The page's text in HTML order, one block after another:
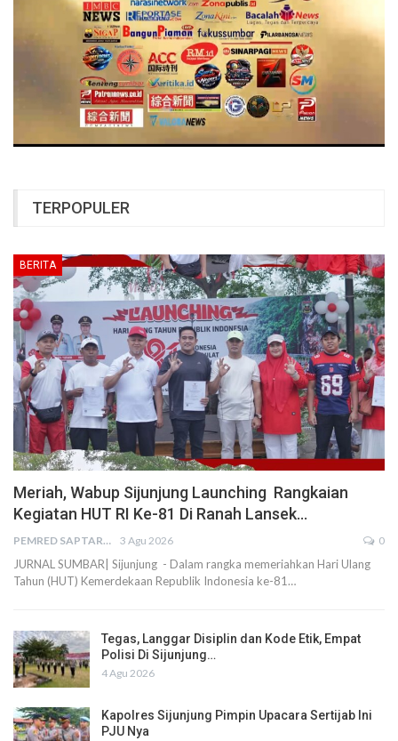
TERPOPULER
BERITA
Meriah, Wabup Sijunjung Launching Rangkaian
Kegiatan HUT RI Ke-81 Di Ranah Lansek…
PEMRED SAPTARIUS 3 Agu 2026 0
JURNAL SUMBAR| Sijunjung - Dalam rangka memeriahkan Hari Ulang
Tahun (HUT) Kemerdekaan Republik Indonesia ke-81…
Tegas, Langgar Disiplin dan Kode Etik, Empat
Polisi Di Sijunjung…
4 Agu 2026
Kapolres Sijunjung Pimpin Upacara Sertijab Ini
PJU Nya